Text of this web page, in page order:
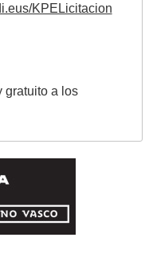
KPELicitacion
gratuito a los